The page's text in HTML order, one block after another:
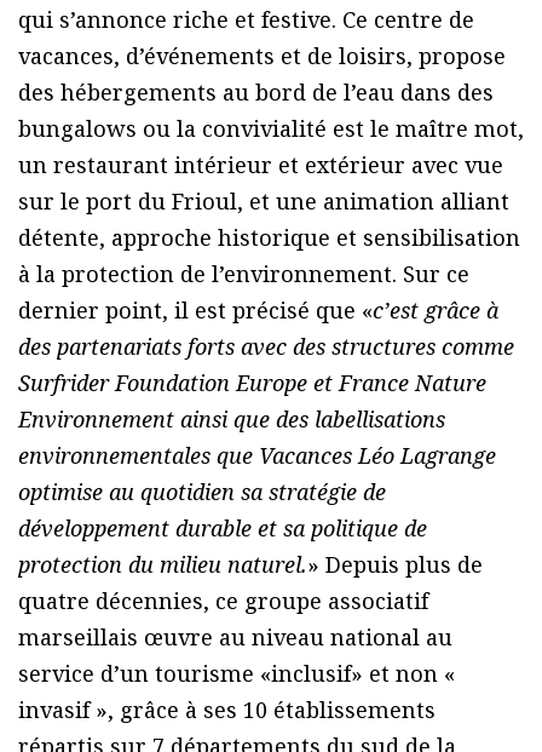
qui s’annonce riche et festive. Ce centre de
vacances, d’événements et de loisirs, propose
des hébergements au bord de l’eau dans des
bungalows ou la convivialité est le maître mot,
un restaurant intérieur et extérieur avec vue
sur le port du Frioul, et une animation alliant
détente, approche historique et sensibilisation
à la protection de l’environnement. Sur ce
dernier point, il est précisé que «c’est grâce à
des partenariats forts avec des structures comme
Surfrider Foundation Europe et France Nature
Environnement ainsi que des labellisations
environnementales que Vacances Léo Lagrange
optimise au quotidien sa stratégie de
développement durable et sa politique de
protection du milieu naturel.» Depuis plus de
quatre décennies, ce groupe associatif
marseillais œuvre au niveau national au
service d’un tourisme «inclusif» et non «
invasif », grâce à ses 10 établissements
répartis sur 7 départements du sud de la